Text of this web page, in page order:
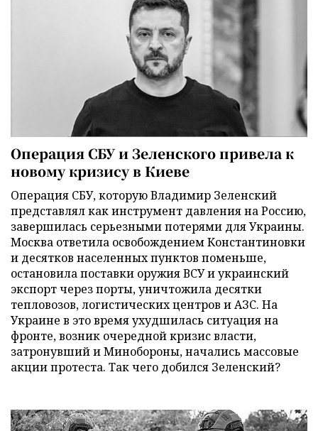
Операция СБУ и Зеленского привела к
новому кризису в Киеве
Операция СБУ, которую Владимир Зеленский
представлял как инструмент давления на Россию,
завершилась серьезными потерями для Украины.
Москва ответила освобождением Константиновки
и десятков населенных пунктов поменьше,
остановила поставки оружия ВСУ и украинский
экспорт через порты, уничтожила десятки
тепловозов, логистических центров и АЗС. На
Украине в это время ухудшилась ситуация на
фронте, возник очередной кризис власти,
затронувший и Минобороны, начались массовые
акции протеста. Так чего добился Зеленский?